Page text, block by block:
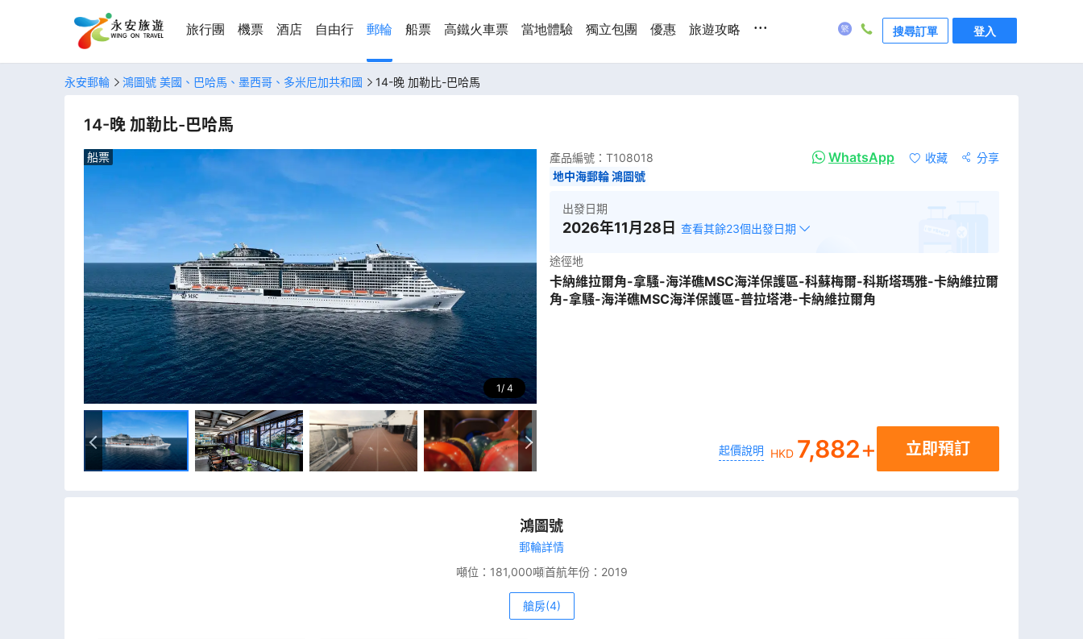
旅行團 機票 酒店 自由行 郵輪 船票 高鐵火車票 當地體驗 獨立包團 優惠 旅遊攻略 ... 搜尋訂單 登入
永安郵輪 鴻圖號 美國、巴哈馬、墨西哥、多米尼加共和國 14-晚 加勒比-巴哈馬
14-晚 加勒比-巴哈馬
1 4
船票 產品編號： T108018 WhatsApp 收藏
分享
地中海郵輪 鴻圖號
出發日期
2026年11月28日 查看其餘23個出發日期
途徑地
卡納維拉爾角-拿騷-海洋礁MSC海洋保護區-科蘇梅爾-科斯塔瑪雅-卡納維拉爾
角-拿騷-海洋礁MSC海洋保護區-普拉塔港-卡納維拉爾角
起價說明 HKD 7,882+ 立即預訂
鴻圖號
郵輪詳情
噸位： 181,000噸首航年份： 2019
艙房(4)